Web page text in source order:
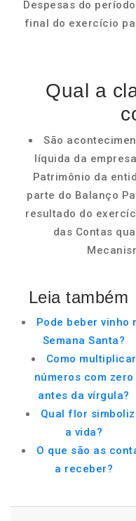
Despesas do
final do exercício
Qual a
São
líquida da
Patrimônio da
parte do Balanço
resultado do
das Contas
Leia também
Pode beber vinho
Semana Santa?
Como multiplicar
números com zero
antes da vírgula?
Qual flor
a vida?
O que são as
a receber?